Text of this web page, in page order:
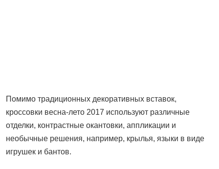
Помимо традиционных декоративных вставок,
кроссовки весна-лето 2017 используют различные
отделки, контрастные окантовки, аппликации и
необычные решения, например, крылья, языки в виде
игрушек и бантов.